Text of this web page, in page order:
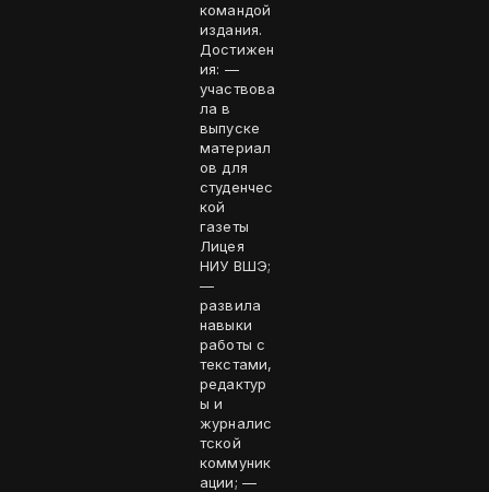
командой
издания.
Достижен
ия: —
участвова
ла в
выпуске
материал
ов для
студенчес
кой
газеты
Лицея
НИУ ВШЭ;
—
развила
навыки
работы с
текстами,
редактур
ы и
журналис
тской
коммуник
ации; —